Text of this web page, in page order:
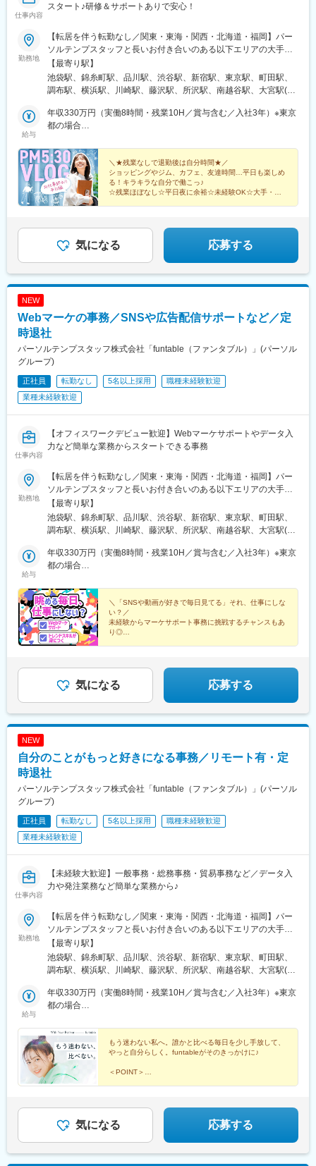
仕事内容
スタート♪研修＆サポートありで安心！
勤務地
【転居を伴う転勤なし／関東・東海・関西・北海道・福岡】パー
ソルテンプスタッフと長いお付き合いのある以下エリアの大手・
優良企業に配属＜関東＞東京都・神奈川県・埼玉県・千葉県・茨
城県（つくば市内）・栃木県（宇都宮市内）＜東海＞岐阜県・静
岡県・愛知県・三重県＜関西＞大阪府・京都府・兵庫県・滋賀県
中央区）☆駅近のオフィスがほとんどなので、通勤も便利です☆
お住まいの地域や希望を考慮します☆配属先の企業により、在宅
限なし／当社規定に基づく）☆受動喫煙対策：原則あり（勤務先
に従う）
【最寄り駅】
池袋駅、錦糸町駅、品川駅、渋谷駅、新宿駅、東京駅、町田駅、
調布駅、横浜駅、川崎駅、藤沢駅、所沢駅、南越谷駅、大宮駅(埼
駅、宇都宮駅、岐阜駅、沼津駅、浜松駅、静岡駅、刈谷駅、小牧
駅、知多半田駅、豊橋駅、豊田市駅、栄駅(愛知県)、近鉄四日市
駅(阪神)、姫路駅、草津駅(滋賀県)、札幌駅、祇園駅(福岡県)、天
神南駅、北品川駅、南新宿駅、大手町駅(東京都)、布田駅、新高島
駅、京急川崎駅、石上駅、新越谷駅、京成成田駅、京成西船駅、
京成千葉駅、名鉄岐阜駅、第一通り駅、新静岡駅、半田駅、駅前
駅、新豊田駅、栄町駅(愛知県)、あすなろう四日市駅、四条駅(京
駅、櫛田神社前駅、天神駅、高輪ゲートウェイ駅、代々木駅、二
重橋前駅、神奈川駅、栄町駅(千葉県)、新浜松駅、新豊橋駅、矢場
給与
年収330万円（実働8時間・残業10H／賞与含む／入社3年）※東京
都の場合
府の場合
＼★残業なしで退勤後は自分時間★／
ショッピングやジム、カフェ、友達時間…平日も楽しめ
る！キラキラな自分で働こっ♪
☆残業ほぼなし☆平日夜に余裕☆未経験OK☆大手・優
気になる 応募する
NEW
Webマーケの事務／SNSや広告配信サポートなど／定
時退社
パーソルテンプスタッフ株式会社「funtable（ファンタブル）」(パーソル
グループ)
正社員 転勤なし 5名以上採用
職種未経験歓迎
業種未経験歓迎
仕事内容
【オフィスワークデビュー歓迎】Webマーケサポートやデータ入
力など簡単な業務からスタートできる事務
勤務地
【転居を伴う転勤なし／関東・東海・関西・北海道・福岡】パー
ソルテンプスタッフと長いお付き合いのある以下エリアの大手・
優良企業に配属＜関東＞東京都・神奈川県・埼玉県・千葉県・茨
城県（つくば市内）・栃木県（宇都宮市内）＜東海＞岐阜県・静
岡県・愛知県・三重県＜関西＞大阪府・京都府・兵庫県・滋賀県
中央区）☆駅近のオフィスがほとんどなので、通勤も便利です☆
お住まいの地域や希望を考慮します☆配属先の企業により、在宅
限なし／当社規定に基づく）☆受動喫煙対策：原則あり（勤務先
に従う）
【最寄り駅】
池袋駅、錦糸町駅、品川駅、渋谷駅、新宿駅、東京駅、町田駅、
調布駅、横浜駅、川崎駅、藤沢駅、所沢駅、南越谷駅、大宮駅(埼
駅、宇都宮駅、岐阜駅、沼津駅、浜松駅、静岡駅、刈谷駅、小牧
駅、知多半田駅、豊橋駅、豊田市駅、栄駅(愛知県)、近鉄四日市
駅(阪神)、姫路駅、草津駅(滋賀県)、札幌駅、祇園駅(福岡県)、天
神南駅、北品川駅、南新宿駅、大手町駅(東京都)、布田駅、新高島
駅、京急川崎駅、石上駅、新越谷駅、京成成田駅、京成西船駅、
京成千葉駅、名鉄岐阜駅、第一通り駅、新静岡駅、半田駅、駅前
駅、新豊田駅、栄町駅(愛知県)、あすなろう四日市駅、四条駅(京
駅、櫛田神社前駅、天神駅、高輪ゲートウェイ駅、代々木駅、二
重橋前駅、神奈川駅、栄町駅(千葉県)、新浜松駅、新豊橋駅、矢場
給与
年収330万円（実働8時間・残業10H／賞与含む／入社3年）※東京
都の場合
府の場合
＼「SNSや動画が好きで毎日見てる」それ、仕事にしな
い？／
未経験からマーケサポート事務に挑戦するチャンスもあ
り◎
気になる 応募する
NEW
自分のことがもっと好きになる事務／リモート有・定
時退社
パーソルテンプスタッフ株式会社「funtable（ファンタブル）」(パーソル
グループ)
正社員 転勤なし 5名以上採用
職種未経験歓迎
業種未経験歓迎
仕事内容
【未経験大歓迎】一般事務・総務事務・貿易事務など／データ入
力や発注業務など簡単な業務から♪
勤務地
【転居を伴う転勤なし／関東・東海・関西・北海道・福岡】パー
ソルテンプスタッフと長いお付き合いのある以下エリアの大手・
優良企業に配属＜関東＞東京都・神奈川県・埼玉県・千葉県・茨
城県（つくば市内）・栃木県（宇都宮市内）＜東海＞岐阜県・静
岡県・愛知県・三重県＜関西＞大阪府・京都府・兵庫県・滋賀県
中央区）☆駅近のオフィスがほとんどなので、通勤も便利です☆
お住まいの地域や希望を考慮します☆配属先の企業により、在宅
限なし／当社規定に基づく）☆受動喫煙対策：原則あり（勤務先
に従う）
【最寄り駅】
池袋駅、錦糸町駅、品川駅、渋谷駅、新宿駅、東京駅、町田駅、
調布駅、横浜駅、川崎駅、藤沢駅、所沢駅、南越谷駅、大宮駅(埼
駅、宇都宮駅、岐阜駅、沼津駅、浜松駅、静岡駅、刈谷駅、小牧
駅、知多半田駅、豊橋駅、豊田市駅、栄駅(愛知県)、近鉄四日市
駅(阪神)、姫路駅、草津駅(滋賀県)、札幌駅、祇園駅(福岡県)、天
神南駅、北品川駅、南新宿駅、大手町駅(東京都)、布田駅、新高島
駅、京急川崎駅、石上駅、新越谷駅、京成成田駅、京成西船駅、
京成千葉駅、名鉄岐阜駅、第一通り駅、新静岡駅、半田駅、駅前
駅、新豊田駅、栄町駅(愛知県)、あすなろう四日市駅、四条駅(京
駅、櫛田神社前駅、天神駅、高輪ゲートウェイ駅、代々木駅、二
重橋前駅、神奈川駅、栄町駅(千葉県)、新浜松駅、新豊橋駅、矢場
給与
年収330万円（実働8時間・残業10H／賞与含む／入社3年）※東京
都の場合
府の場合
もう迷わない私へ。誰かと比べる毎日を少し手放して、
やっと自分らしく。funtableがそのきっかけに♪
＜POINT＞
◎プロが強み整理＆いつでも相談OK
気になる 応募する